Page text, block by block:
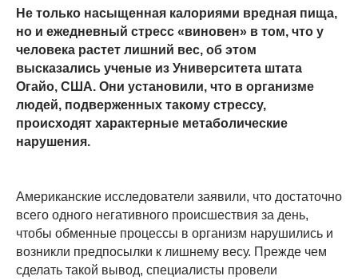
Не только насыщенная калориями вредная пища,
но и ежедневный стресс «виновен» в том, что у
человека растет лишний вес, об этом
высказались ученые из Университета штата
Огайо, США. Они установили, что в организме
людей, подверженных такому стрессу,
происходят характерные метаболические
нарушения.
Американские исследователи заявили, что достаточно
всего одного негативного происшествия за день,
чтобы обменные процессы в организм нарушились и
возникли предпосылки к лишнему весу. Прежде чем
сделать такой вывод, специалисты провели